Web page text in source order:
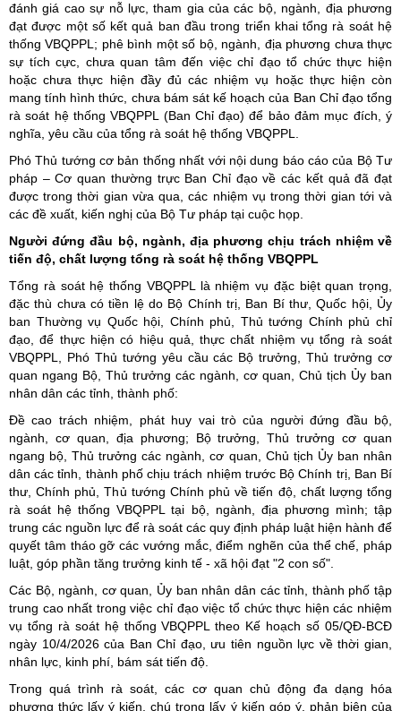
đánh giá cao sự nỗ lực, tham gia của các bộ, ngành, địa phương
đạt được một số kết quả ban đầu trong triển khai tổng rà soát hệ
thống VBQPPL; phê bình một số bộ, ngành, địa phương chưa thực
sự tích cực, chưa quan tâm đến việc chỉ đạo tổ chức thực hiện
hoặc chưa thực hiện đầy đủ các nhiệm vụ hoặc thực hiện còn
mang tính hình thức, chưa bám sát kế hoạch của Ban Chỉ đạo tổng
rà soát hệ thống VBQPPL (Ban Chỉ đạo) để bảo đảm mục đích, ý
nghĩa, yêu cầu của tổng rà soát hệ thống VBQPPL.
Phó Thủ tướng cơ bản thống nhất với nội dung báo cáo của Bộ Tư
pháp – Cơ quan thường trực Ban Chỉ đạo về các kết quả đã đạt
được trong thời gian vừa qua, các nhiệm vụ trong thời gian tới và
các đề xuất, kiến nghị của Bộ Tư pháp tại cuộc họp.
Người đứng đầu bộ, ngành, địa phương chịu trách nhiệm về
tiến độ, chất lượng tổng rà soát hệ thống VBQPPL
Tổng rà soát hệ thống VBQPPL là nhiệm vụ đặc biệt quan trọng,
đặc thù chưa có tiền lệ do Bộ Chính trị, Ban Bí thư, Quốc hội, Ủy
ban Thường vụ Quốc hội, Chính phủ, Thủ tướng Chính phủ chỉ
đạo, để thực hiện có hiệu quả, thực chất nhiệm vụ tổng rà soát
VBQPPL, Phó Thủ tướng yêu cầu các Bộ trưởng, Thủ trưởng cơ
quan ngang Bộ, Thủ trưởng các ngành, cơ quan, Chủ tịch Ủy ban
nhân dân các tỉnh, thành phố:
Đề cao trách nhiệm, phát huy vai trò của người đứng đầu bộ,
ngành, cơ quan, địa phương; Bộ trưởng, Thủ trưởng cơ quan
ngang bộ, Thủ trưởng các ngành, cơ quan, Chủ tịch Ủy ban nhân
dân các tỉnh, thành phố chịu trách nhiệm trước Bộ Chính trị, Ban Bí
thư, Chính phủ, Thủ tướng Chính phủ về tiến độ, chất lượng tổng
rà soát hệ thống VBQPPL tại bộ, ngành, địa phương mình; tập
trung các nguồn lực để rà soát các quy định pháp luật hiện hành để
quyết tâm tháo gỡ các vướng mắc, điểm nghẽn của thể chế, pháp
luật, góp phần tăng trưởng kinh tế - xã hội đạt "2 con số".
Các Bộ, ngành, cơ quan, Ủy ban nhân dân các tỉnh, thành phố tập
trung cao nhất trong việc chỉ đạo việc tổ chức thực hiện các nhiệm
vụ tổng rà soát hệ thống VBQPPL theo Kế hoạch số 05/QĐ-BCĐ
ngày 10/4/2026 của Ban Chỉ đạo, ưu tiên nguồn lực về thời gian,
nhân lực, kinh phí, bám sát tiến độ.
Trong quá trình rà soát, các cơ quan chủ động đa dạng hóa
phương thức lấy ý kiến, chú trọng lấy ý kiến góp ý, phản biện của